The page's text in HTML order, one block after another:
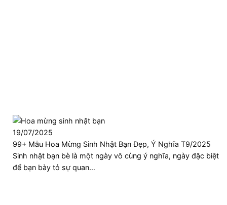
19/07/2025
99+ Mẫu Hoa Mừng Sinh Nhật Bạn Đẹp, Ý Nghĩa T9/2025
Sinh nhật bạn bè là một ngày vô cùng ý nghĩa, ngày đặc biệt
để bạn bày tỏ sự quan…